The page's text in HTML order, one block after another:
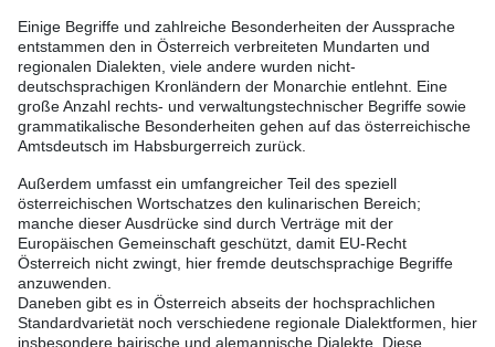
Einige Begriffe und zahlreiche Besonderheiten der Aussprache
entstammen den in Österreich verbreiteten Mundarten und
regionalen Dialekten, viele andere wurden nicht-
deutschsprachigen Kronländern der Monarchie entlehnt. Eine
große Anzahl rechts- und verwaltungstechnischer Begriffe sowie
grammatikalische Besonderheiten gehen auf das österreichische
Amtsdeutsch im Habsburgerreich zurück.
Außerdem umfasst ein umfangreicher Teil des speziell
österreichischen Wortschatzes den kulinarischen Bereich;
manche dieser Ausdrücke sind durch Verträge mit der
Europäischen Gemeinschaft geschützt, damit EU-Recht
Österreich nicht zwingt, hier fremde deutschsprachige Begriffe
anzuwenden.
Daneben gibt es in Österreich abseits der hochsprachlichen
Standardvarietät noch verschiedene regionale Dialektformen, hier
insbesondere bairische und alemannische Dialekte. Diese